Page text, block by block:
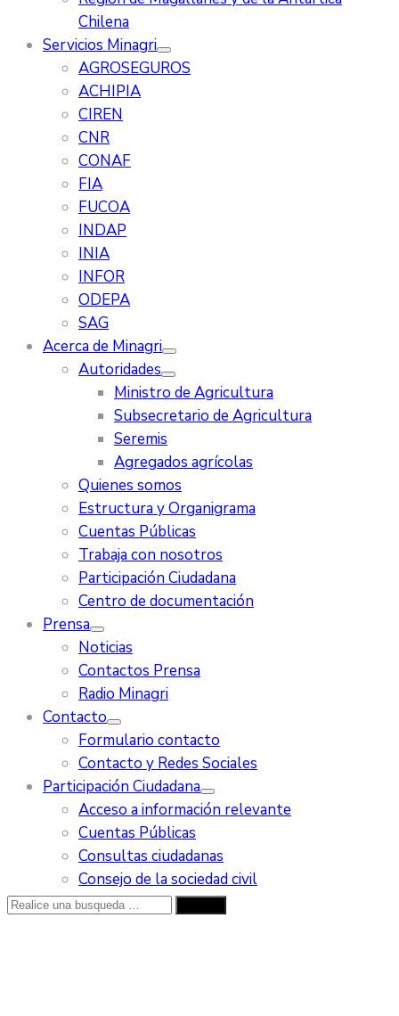
Chilena
Servicios Minagri
AGROSEGUROS
ACHIPIA
CIREN
CNR
CONAF
FIA
FUCOA
INDAP
INIA
INFOR
ODEPA
SAG
Acerca de Minagri
Autoridades
Ministro de Agricultura
Subsecretario de Agricultura
Seremis
Agregados agrícolas
Quienes somos
Estructura y Organigrama
Cuentas Públicas
Trabaja con nosotros
Participación Ciudadana
Centro de documentación
Prensa
Noticias
Contactos Prensa
Radio Minagri
Contacto
Formulario contacto
Contacto y Redes Sociales
Participación Ciudadana
Acceso a información relevante
Cuentas Públicas
Consultas ciudadanas
Consejo de la sociedad civil